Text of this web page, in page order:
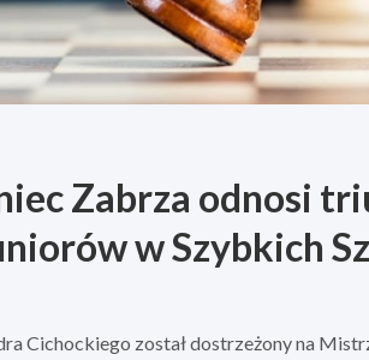
Zabrza odnosi
w Szybkich
Cichockiego został dostrzeżony na